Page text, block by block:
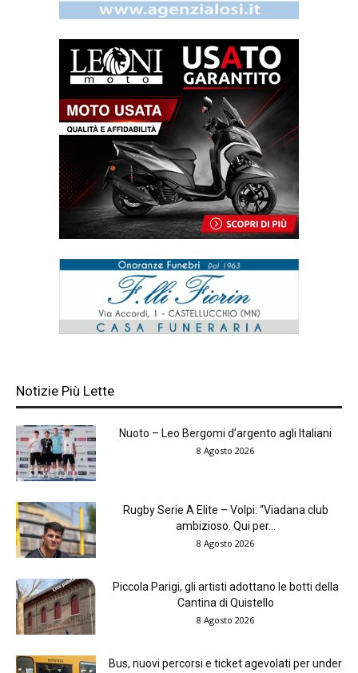
Notizie Più Lette
Nuoto – Leo Bergomi d’argento agli Italiani
8 Agosto 2026
Rugby Serie A Elite – Volpi: “Viadana club
ambizioso. Qui per...
8 Agosto 2026
Piccola Parigi, gli artisti adottano le botti della
Cantina di Quistello
8 Agosto 2026
Bus, nuovi percorsi e ticket agevolati per under